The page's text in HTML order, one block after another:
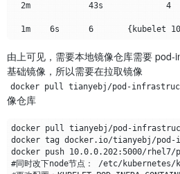
由上可见，需要本地镜像仓库需要
基础镜像，所以需要在拉取镜像
docker pull tianyebj/pod-
像仓库